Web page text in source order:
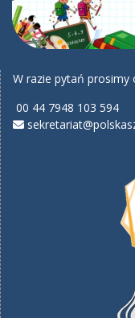
W razie pytań prosimy
00 44 7948 103 594